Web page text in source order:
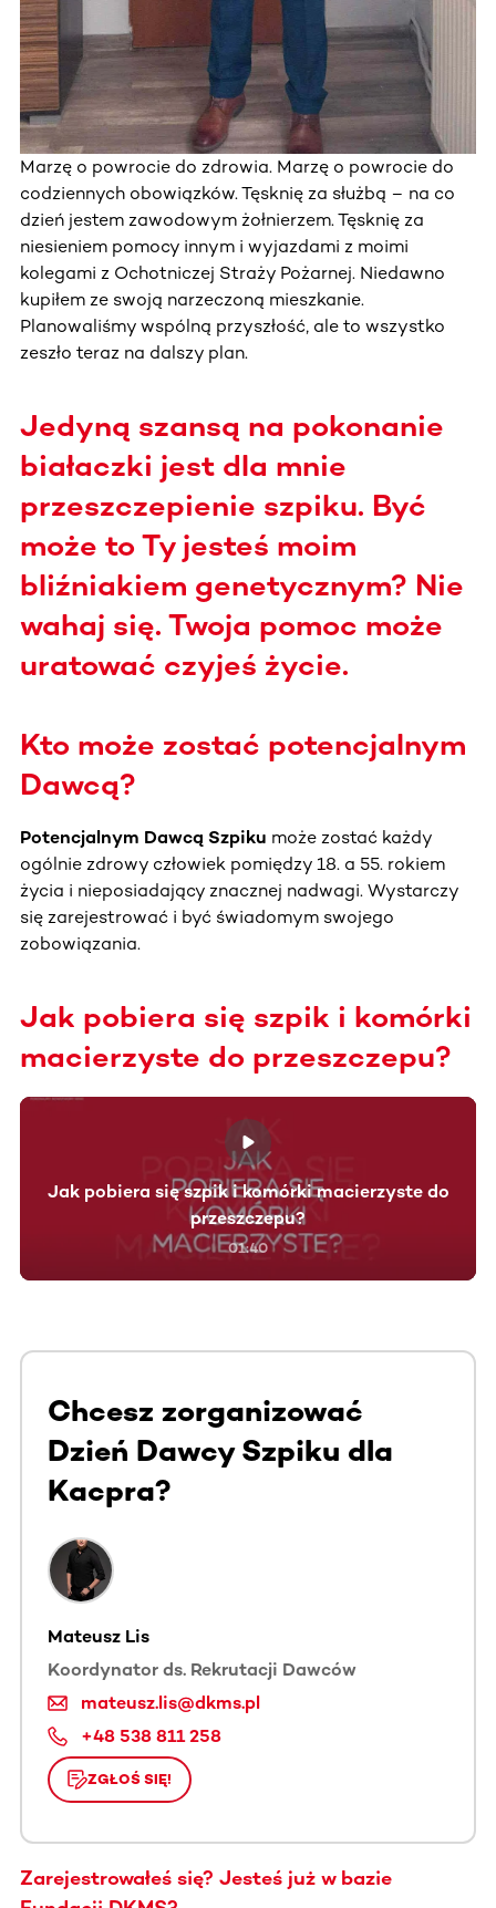
Marzę o powrocie do zdrowia. Marzę o powrocie do
codziennych obowiązków. Tęsknię za służbą – na co
dzień jestem zawodowym żołnierzem. Tęsknię za
niesieniem pomocy innym i wyjazdami z moimi
kolegami z Ochotniczej Straży Pożarnej. Niedawno
kupiłem ze swoją narzeczoną mieszkanie.
Planowaliśmy wspólną przyszłość, ale to wszystko
zeszło teraz na dalszy plan.
Jedyną szansą na pokonanie
białaczki jest dla mnie
przeszczepienie szpiku. Być
może to Ty jesteś moim
bliźniakiem genetycznym? Nie
wahaj się. Twoja pomoc może
uratować czyjeś życie.
Kto może zostać potencjalnym
Dawcą?
Potencjalnym Dawcą Szpiku może zostać każdy
ogólnie zdrowy człowiek pomiędzy 18. a 55. rokiem
życia i nieposiadający znacznej nadwagi. Wystarczy
się zarejestrować i być świadomym swojego
zobowiązania.
Jak pobiera się szpik i komórki
macierzyste do przeszczepu?
Jak pobiera się szpik i komórki macierzyste do
przeszczepu?
01:40
Chcesz zorganizować
Dzień Dawcy Szpiku dla
Kacpra?
Mateusz Lis
Koordynator ds. Rekrutacji Dawców
mateusz.lis@dkms.pl
+48 538 811 258
ZGŁOŚ SIĘ!
Zarejestrowałeś się? Jesteś już w bazie